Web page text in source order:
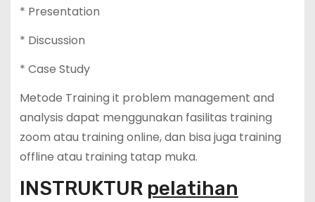
* Presentation
* Discussion
* Case Study
Metode Training it problem management and
analysis dapat menggunakan fasilitas training
zoom atau training online, dan bisa juga training
offline atau training tatap muka.
INSTRUKTUR pelatihan